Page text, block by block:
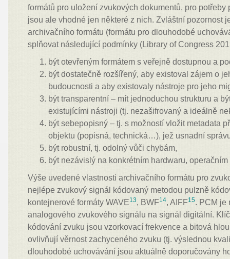
formátů pro uložení zvukových dokumentů, pro
jsou ale vhodné jen některé z nich. Zvláštní pozornost
archivačního formátu (formátu pro dlouhodobé
splňovat následující podmínky (Library of Congress
být otevřeným formátem s veřejně dostupnou a
být dostatečně rozšířený, aby existoval zájem o
budoucnosti a aby existovaly nástroje pro jeho
být transparentní – mít jednoduchou strukturu a
existujícími nástroji (tj. nezašifrovaný a ideálně
být sebepopisný – tj. s možností vložit metadata
objektu (popisná, technická…), jež usnadní
být robustní, tj. odolný vůči chybám,
být nezávislý na konkrétním hardwaru,
Výše uvedené vlastnosti archivačního formátu pro
nejlépe zvukový signál kódovaný metodou pulzně
kontejnerové formáty WAVE13, BWF14, AIFF15. PCM je
analogového zvukového signálu na signál digitální.
kódování zvuku jsou vzorkovací frekvence a bitová
ovlivňují věrnost zachyceného zvuku (tj. výslednou
dlouhodobé uchovávání jsou aktuálně doporučovány